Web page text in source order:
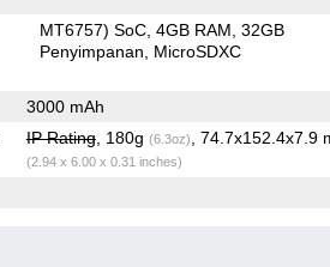
MT6757) SoC 4GB RAM 32GB
Penyimpanan
MicroSDXC
3000 mAh
IP Rating, 180g (6.3oz) , 74.7x152.4x7.9
(2.94 x 6.00 x 0.31 inches)